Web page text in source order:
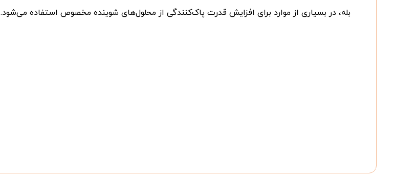
بله، در بسیاری از موارد برای افزایش قدرت پاک‌کنندگی از محلول‌های شوینده مخصوص استفاده می‌شود.